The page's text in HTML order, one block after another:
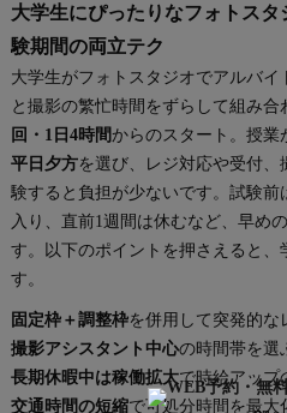
大学生にぴったりなフォトス
験期間の両立テク
大学生がフォトスタジオでアルバ
と撮影の繁忙時間をずらして組み
回・1日4時間からのスタート。授業
平日夕方を選び、レジ対応や受付、
験すると負担が少ないです。試験前
入り、直前1週間は休むなど、早め
す。以下のポイントを押さえると、
す。
固定枠＋調整枠を併用して突発的な
撮影アシスタント中心の時間帯を選
長期休暇中は稼働拡大で時給アップ
交通時間の短縮で可処分時間を最大